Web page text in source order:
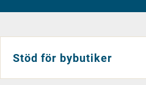
Stöd för bybutiker